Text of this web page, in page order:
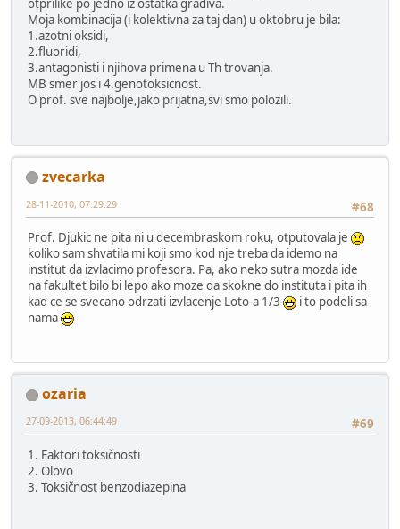
otprilike po jedno iz ostatka gradiva.
Moja kombinacija (i kolektivna za taj dan) u oktobru je bila:
1.azotni oksidi,
2.fluoridi,
3.antagonisti i njihova primena u Th trovanja.
MB smer jos i 4.genotoksicnost.
O prof. sve najbolje,jako prijatna,svi smo polozili.
zvecarka
#68
28-11-2010, 07:29:29
Prof. Djukic ne pita ni u decembraskom roku, otputovala je
koliko sam shvatila mi koji smo kod nje treba da idemo na
institut da izvlacimo profesora. Pa, ako neko sutra mozda ide
na fakultet bilo bi lepo ako moze da skokne do instituta i pita ih
kad ce se svecano odrzati izvlacenje Loto-a 1/3
i to podeli sa
nama
ozaria
#69
27-09-2013, 06:44:49
1. Faktori toksičnosti
2. Olovo
3. Toksičnost benzodiazepina